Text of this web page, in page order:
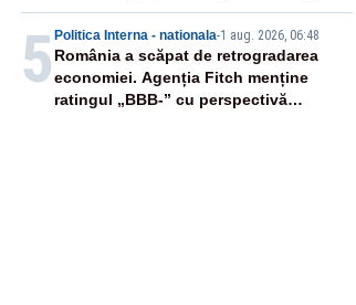
promis României
5 Politica Interna - nationala-1 aug. 2026, 06:48
România a scăpat de retrogradarea
economiei. Agenția Fitch menține
ratingul „BBB-” cu perspectivă